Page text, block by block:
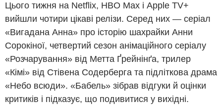
Цього тижня на Netflix, HBO Max і Apple TV+
вийшли чотири цікаві релізи. Серед них — серіал
«Вигадана Анна» про історію шахрайки Анни
Сорокіної, четвертий сезон анімаційного серіалу
«Розчарування» від Метта Ґрейнінґа, трилер
«Кімі» від Стівена Содерберга та підліткова драма
«Небо всюди». «Бабель» зібрав відгуки й оцінки
критиків і підказує, що подивитися у вихідні.